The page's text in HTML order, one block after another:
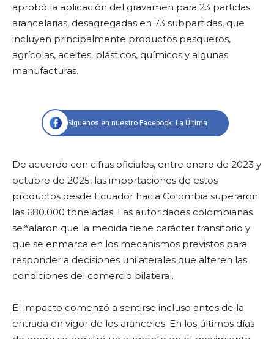
aprobó la aplicación del gravamen para 23 partidas
arancelarias, desagregadas en 73 subpartidas, que
incluyen principalmente productos pesqueros,
agrícolas, aceites, plásticos, químicos y algunas
manufacturas.
Síguenos en nuestro Facebook: La Última
De acuerdo con cifras oficiales, entre enero de 2023 y
octubre de 2025, las importaciones de estos
productos desde Ecuador hacia Colombia superaron
las 680.000 toneladas. Las autoridades colombianas
señalaron que la medida tiene carácter transitorio y
que se enmarca en los mecanismos previstos para
responder a decisiones unilaterales que alteren las
condiciones del comercio bilateral.
El impacto comenzó a sentirse incluso antes de la
entrada en vigor de los aranceles. En los últimos días